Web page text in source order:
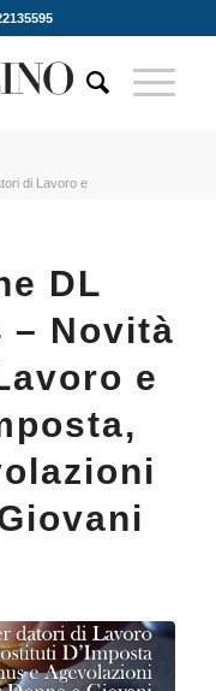
di Lavoro e
DL
– Novità
e